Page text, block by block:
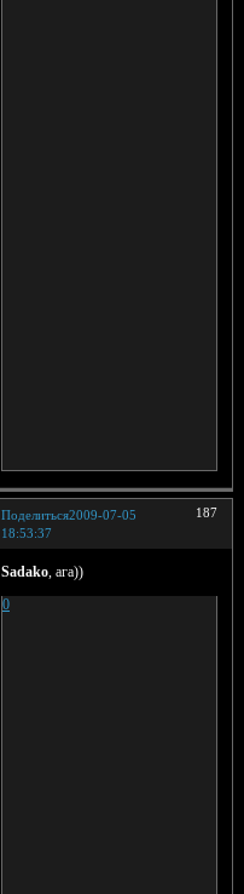
Поделиться 187
2009-07-05
18:53:37
Sadako, ага))
0